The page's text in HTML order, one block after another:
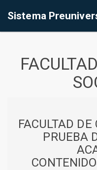
Sistema
FACULTAD
PRUEBA